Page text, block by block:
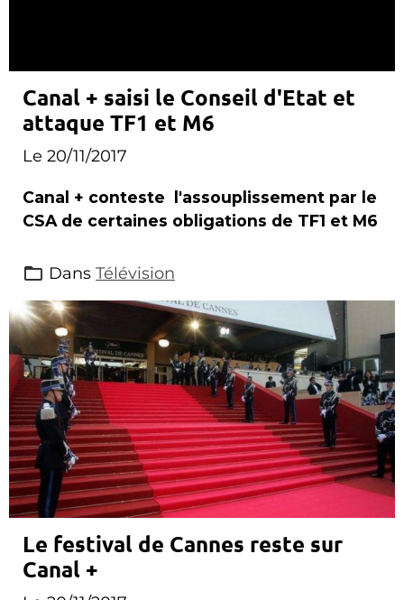
Canal + saisi le Conseil d'Etat et
attaque TF1 et M6
Le 20/11/2017
Canal + conteste l'assouplissement par le
CSA de certaines obligations de TF1 et M6
Dans Télévision
Le festival de Cannes reste sur
Canal +